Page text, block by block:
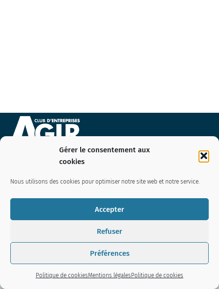
Gérer le consentement aux
cookies
Nous utilisons des cookies pour optimiser notre site web et notre service.
Accepter
Refuser
Préférences
Politique de cookiesMentions légales Politique de cookies
Nous contacter
Pourquoi et comment adhérer
Télécharger le bulletin d’adhésion
Mentions légales
Publiez votre CV
© Club AGIR|Mentions légales